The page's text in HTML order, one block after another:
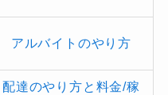
アルバイトのやり方
配達のやり方と料金/稼